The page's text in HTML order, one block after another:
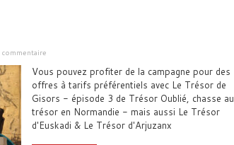
commentaire
Vous pouvez profiter de la campagne pour des
offres à tarifs préférentiels avec Le Trésor de
Gisors - épisode 3 de Trésor Oublié, chasse au
trésor en Normandie - mais aussi Le Trésor
d'Euskadi & Le Trésor d'Arjuzanx